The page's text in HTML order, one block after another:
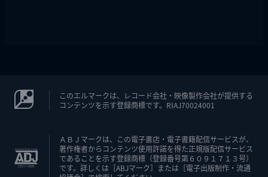
このエルマークは、レコード会社・映像製作会社が提供する
コンテンツを示す登録商標です。RIAJ70024001
ＡＢＪマークは、この電子書店・電子書籍配信サービスが、
著作権者からコンテンツ使用許諾を得た正規版配信サービス
であることを示す登録商標（登録番号第６０９１７１３号）
です。詳しくは［ABJマーク］または［電子出版制作・流通